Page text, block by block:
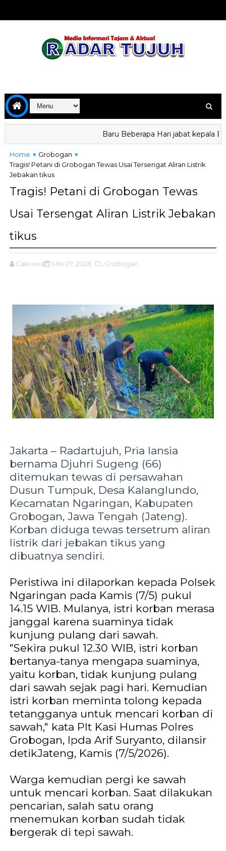
Baru Beberapa Hari jabat kepala BGN,
Home
Grobogan
Tragis! Petani di Grobogan Tewas Usai Tersengat Aliran Listrik
Jebakan tikus
Tragis! Petani di Grobogan Tewas
Usai Tersengat Aliran Listrik Jebakan
tikus
Cakrawals Mei 07, 2026 ,Grobogan
Jakarta – Radartujuh, Pria lansia
bernama Djuhri Sugeng (66)
ditemukan tewas di persawahan
Dusun Tumpuk, Desa Kalanglundo,
Kecamatan Ngaringan, Kabupaten
Grobogan, Jawa Tengah (Jateng).
Korban diduga tewas tersetrum aliran
listrik dari jebakan tikus yang
dibuatnya sendiri.
Peristiwa ini dilaporkan kepada Polsek
Ngaringan pada Kamis (7/5) pukul
14.15 WIB. Mulanya, istri korban merasa
janggal karena suaminya tidak
kunjung pulang dari sawah.
"Sekira pukul 12.30 WIB, istri korban
bertanya-tanya mengapa suaminya,
yaitu korban, tidak kunjung pulang
dari sawah sejak pagi hari. Kemudian
istri korban meminta tolong kepada
tetangganya untuk mencari korban di
sawah," kata Plt Kasi Humas Polres
Grobogan, Ipda Arif Suryanto, dilansir
detikJateng, Kamis (7/5/2026).
Warga kemudian pergi ke sawah
untuk mencari korban. Saat dilakukan
pencarian, salah satu orang
menemukan korban sudah tidak
bergerak di tepi sawah.